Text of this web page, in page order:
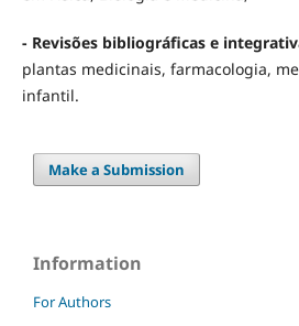
- Revisões bibliográficas e
plantas medicinais, farmacologia,
infantil.
Make a Submission
Information
For Authors